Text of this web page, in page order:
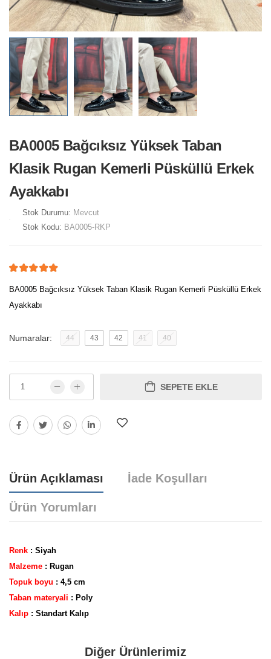
BA0005 Bağcıksız Yüksek Taban
Klasik Rugan Kemerli Püsküllü Erkek
Ayakkabı
Stok Durumu: Mevcut
Stok Kodu: BA0005-RKP
BA0005 Bağcıksız Yüksek Taban Klasik Rugan Kemerli Püsküllü Erkek
Ayakkabı
Numaralar: 44 43 42 41 40
SEPETE EKLE
Ürün Açıklaması İade Koşulları
Ürün Yorumları
Renk : Siyah
Malzeme : Rugan
Topuk boyu : 4,5 cm
Taban materyali : Poly
Kalıp : Standart Kalıp
Yorum bulunamadı..
Diğer Ürünlerimiz